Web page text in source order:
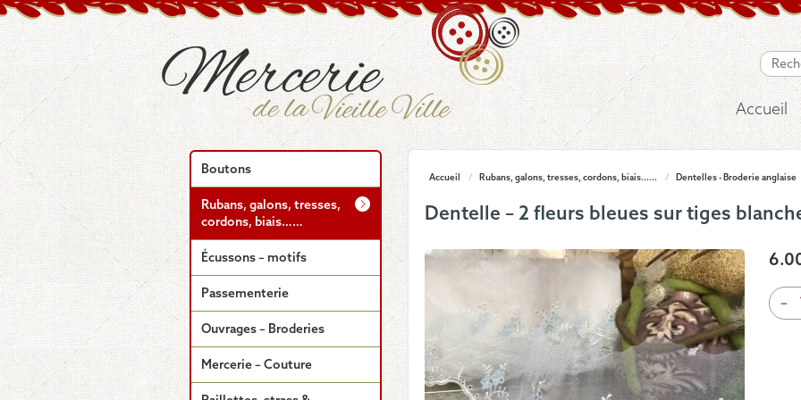
Accueil
Accueil / Rubans, galons, tresses, cordons, biais...... / Dentelles - Broderie anglaise
Dentelle – 2 fleurs bleues sur tiges
-
de
Boutons
Rubans, galons, tresses,
cordons, biais……
Écussons – motifs
Passementerie
Ouvrages – Broderies
Mercerie – Couture